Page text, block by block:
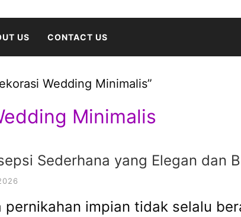
US CONTACT US
Wedding Minimalis”
Minimalis
Sederhana yang Elegan dan
pernikahan impian tidak selalu